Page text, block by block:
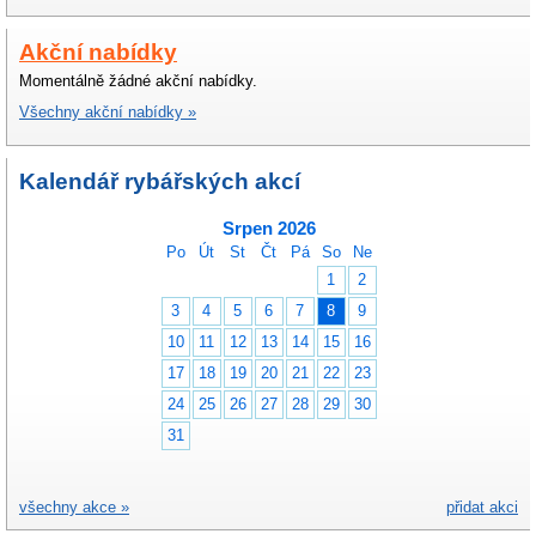
Akční nabídky
Momentálně žádné akční nabídky.
Všechny akční nabídky »
Kalendář rybářských akcí
Srpen 2026
Po Út St Čt Pá So
Ne
1
2
3
4 5 6 7 8
9
10
11 12 13 14 15
16
17
18 19 20 21 22
23
24
25 26 27 28 29
30
31
přidat akci
všechny akce »